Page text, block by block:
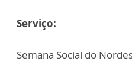
Serviço:
Semana Social do